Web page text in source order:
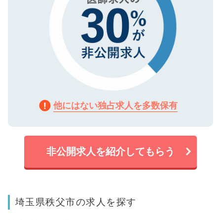
他にはない独占求人を多数保有
非公開求人を紹介してもらう
埼玉県秩父市の求人を探す